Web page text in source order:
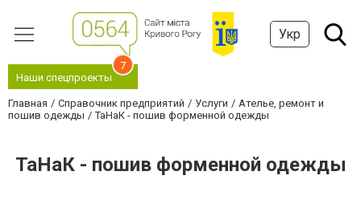
Укр
Наши спецпроекты
7
Главная Справочник предприятий Услуги
Ателье, ремонт и
пошив одежды
ТаНаК - пошив форменной одежды
ТаНаК - пошив форменной одежды